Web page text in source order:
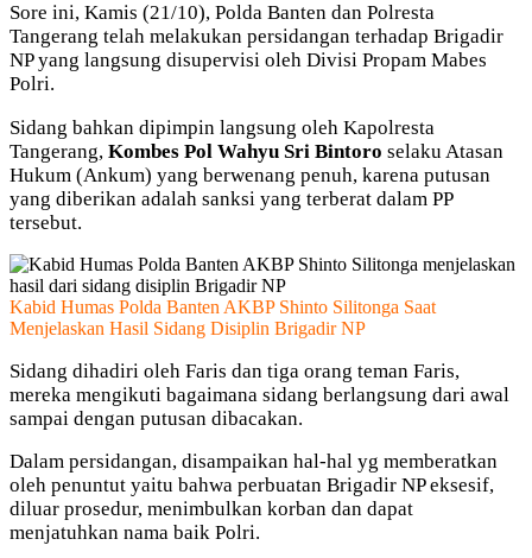
Sore ini, Kamis (21/10), Polda Banten dan Polresta
Tangerang telah melakukan persidangan terhadap Brigadir
NP yang langsung disupervisi oleh Divisi Propam Mabes
Polri.
Sidang bahkan dipimpin langsung oleh Kapolresta
Tangerang, Kombes Pol Wahyu Sri Bintoro selaku Atasan
Hukum (Ankum) yang berwenang penuh, karena putusan
yang diberikan adalah sanksi yang terberat dalam PP
tersebut.
Kabid Humas Polda Banten AKBP Shinto Silitonga Saat
Menjelaskan Hasil Sidang Disiplin Brigadir NP
Sidang dihadiri oleh Faris dan tiga orang teman Faris,
mereka mengikuti bagaimana sidang berlangsung dari awal
sampai dengan putusan dibacakan.
Dalam persidangan, disampaikan hal-hal yg memberatkan
oleh penuntut yaitu bahwa perbuatan Brigadir NP eksesif,
diluar prosedur, menimbulkan korban dan dapat
menjatuhkan nama baik Polri.